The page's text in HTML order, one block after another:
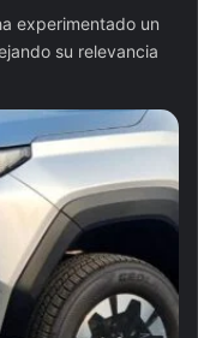
experimentado un
su relevancia